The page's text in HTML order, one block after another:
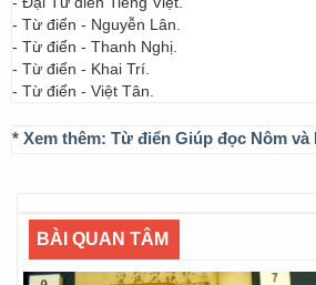
- Từ điển - Nguyễn Lân.
- Từ điển - Thanh Nghị.
- Từ điển - Khai Trí.
- Từ điển - Việt Tân.
* Xem thêm: Từ điển Giúp đọc Nôm và
BÀI QUAN TÂM